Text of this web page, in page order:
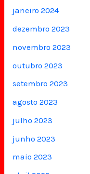
janeiro 2024
dezembro 2023
novembro 2023
outubro 2023
setembro 2023
agosto 2023
julho 2023
junho 2023
maio 2023